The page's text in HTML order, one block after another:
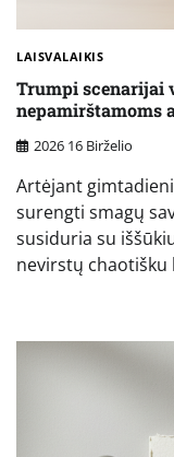
LAISVALAIKIS
Trumpi scenarijai
nepamirštamoms
2026 16 Birželio
Artėjant
surengti smagų
susiduria su
nevirstų